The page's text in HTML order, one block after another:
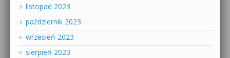
listopad 2023
październik 2023
wrzesień 2023
sierpień 2023